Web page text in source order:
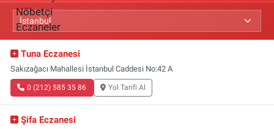
Tuna Eczanesi
Sakızağacı Mahallesi İstanbul Caddesi No:42 A
0 (212) 585 35 86 Yol Tarifi Al
Şifa Eczanesi